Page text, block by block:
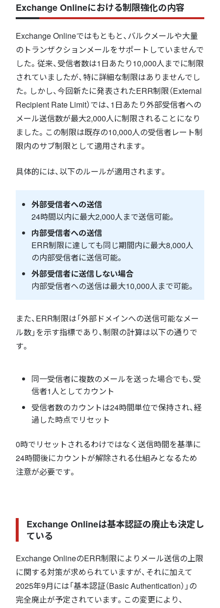
Exchange Onlineにおける制限強化の内容
Exchange Onlineではもともと、バルクメールや大量
のトランザクションメールをサポートしていませんで
した。従来、受信者数は1日あたり10,000人までに制限
されていましたが、特に詳細な制限はありませんでし
た。しかし、今回新たに発表されたERR制限（External
Recipient Rate Limit）では、1日あたり外部受信者への
メール送信数が最大2,000人に制限されることになり
ました。この制限は既存の10,000人の受信者レート制
限内のサブ制限として適用されます。
具体的には、以下のルールが適用されます。
外部受信者への送信
24時間以内に最大2,000人まで送信可能。
内部受信者への送信
ERR制限に達しても同じ期間内に最大8,000人
の内部受信者に送信可能。
外部受信者に送信しない場合
内部受信者への送信は最大10,000人まで可能。
また、ERR制限は「外部ドメインへの送信可能なメー
ル数」を示す指標であり、制限の計算は以下の通りで
す。
同一受信者に複数のメールを送った場合でも、受
信者1人としてカウント
受信者数のカウントは24時間単位で保持され、経
過した時点でリセット
0時でリセットされるわけではなく送信時間を基準に
24時間後にカウントが解除される仕組みとなるため
注意が必要です。
Exchange Onlineは基本認証の廃止も決定し
ている
Exchange OnlineのERR制限によりメール送信の上限
に関する対策が求められていますが、それに加えて
2025年9月には「基本認証（Basic Authentication）」の
完全廃止が予定されています。この変更により、